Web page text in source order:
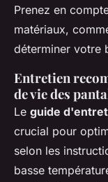
Prenez en
matériaux,
déterminer votre
Entretien
de vie des
Le guide
crucial pour
selon les
basse